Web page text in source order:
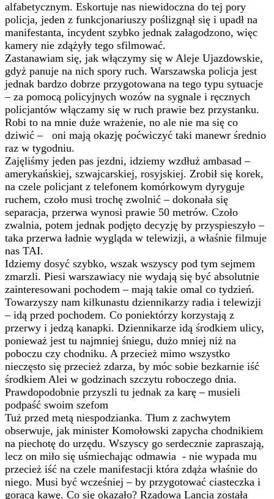
alfabetycznym. Eskortuje nas niewidoczna do tej pory
policja, jeden z funkcjonariuszy poślizgnął się i upadł na
manifestanta, incydent szybko jednak załagodzono, więc
kamery nie zdążyły tego sfilmować.
Zastanawiam się, jak włączymy się w Aleje Ujazdowskie,
gdyż panuje na nich spory ruch. Warszawska policja jest
jednak bardzo dobrze przygotowana na tego typu sytuacje
– za pomocą policyjnych wozów na sygnale i ręcznych
policjantów włączamy się w ruch prawie bez przystanku.
Robi to na mnie duże wrażenie, no ale nie ma się co
dziwić – oni mają okazję poćwiczyć taki manewr średnio
raz w tygodniu.
Zajęliśmy jeden pas jezdni, idziemy wzdłuż ambasad –
amerykańskiej, szwajcarskiej, rosyjskiej. Zrobił się korek,
na czele policjant z telefonem komórkowym dyryguje
ruchem, czoło musi trochę zwolnić – dokonała się
separacja, przerwa wynosi prawie 50 metrów. Czoło
zwalnia, potem jednak podjęto decyzję by przyspieszyło –
taka przerwa ładnie wygląda w telewizji, a właśnie filmuje
nas TAI.
Idziemy dosyć szybko, wszak wszyscy pod tym sejmem
zmarzli. Piesi warszawiacy nie wydają się być absolutnie
zainteresowani pochodem – mają takie omal co tydzień.
Towarzyszy nam kilkunastu dziennikarzy radia i telewizji
– idą przed pochodem. Co poniektórzy korzystają z
przerwy i jedzą kanapki. Dziennikarze idą środkiem ulicy,
ponieważ jest tu najmniej śniegu, dużo mniej niż na
poboczu czy chodniku. A przecież mimo wszystko
nieczęsto się przecież zdarza, by móc sobie bezkarnie iść
środkiem Alei w godzinach szczytu roboczego dnia.
Prawdopodobnie przyszli tu jednak za karę – musieli
podpaść swoim szefom
Tuż przed metą niespodzianka. Tłum z zachwytem
obserwuje, jak minister Komołowski zapycha chodnikiem
na piechotę do urzędu. Wszyscy go serdecznie zapraszają,
lecz on miło się uśmiechając odmawia - nie wypada mu
przecież iść na czele manifestacji która zdąża właśnie do
niego. Musi być wcześniej – by przygotować ciasteczka i
gorącą kawę. Co się okazało? Rządowa Lancia została